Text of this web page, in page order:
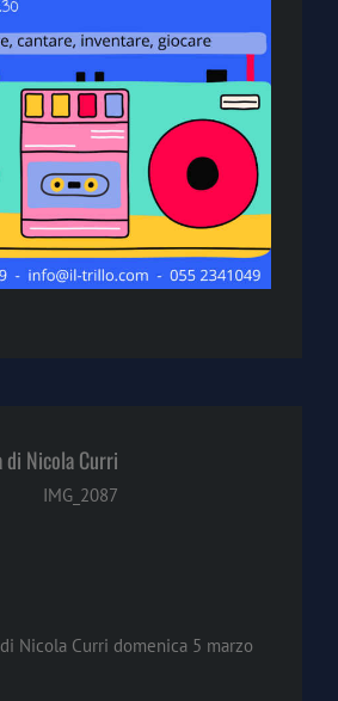
Nicola Curri
Nicola Curri domenica 5 marzo